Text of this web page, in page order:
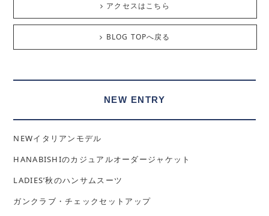
アクセスはこちら
BLOG TOPへ戻る
NEW ENTRY
NEWイタリアンモデル
HANABISHIのカジュアルオーダージャケット
LADIES’秋のハンサムスーツ
ガンクラブ・チェックセットアップ